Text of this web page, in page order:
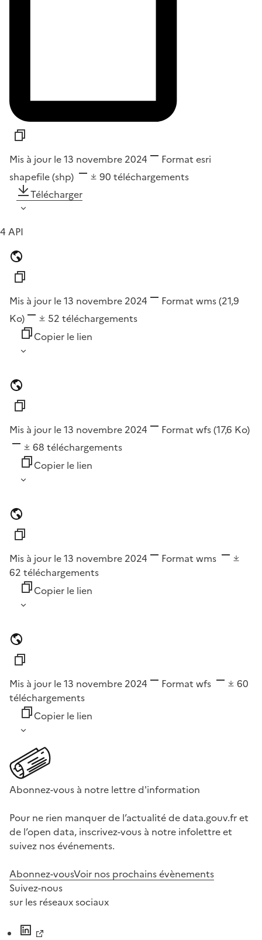
Mis à jour le 13 novembre 2024 Format esri
shapefile (shp)
90 téléchargements
Télécharger
4 API
Mis à jour le 13 novembre 2024 Format wms(21,9
Ko)
52 téléchargements
Copier le lien
Mis à jour le 13 novembre 2024 Format wfs(17,6 Ko)
68 téléchargements
Copier le lien
Mis à jour le 13 novembre 2024 Format wms
62 téléchargements
Copier le lien
Mis à jour le 13 novembre 2024 Format wfs
60
téléchargements
Copier le lien
Abonnez-vous à notre lettre d'information
Pour ne rien manquer de l’actualité de data.gouv.fr et
de l’open data, inscrivez-vous à notre infolettre et
suivez nos événements.
Abonnez-vousVoir nos prochains évènements
Suivez-nous
sur les réseaux sociaux